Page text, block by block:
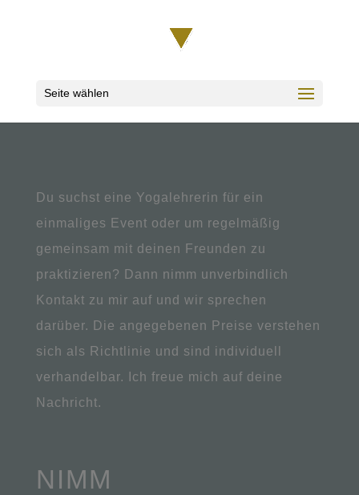
Seite wählen
Du suchst eine Yogalehrerin für ein
einmaliges Event oder um regelmäßig
gemeinsam mit deinen Freunden zu
praktizieren? Dann nimm unverbindlich
Kontakt zu mir auf und wir sprechen
darüber. Die angegebenen Preise verstehen
sich als Richtlinie und sind individuell
verhandelbar. Ich freue mich auf deine
Nachricht.
NIMM